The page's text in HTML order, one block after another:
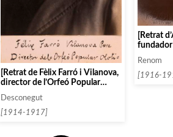
[Retrat de Fèlix Farró i Vilanova,
director de l’Orfeó Popular
Olotí]
Desconegut
[1914-1917]
[Retrat
Pompeia]
Renom
[1916-